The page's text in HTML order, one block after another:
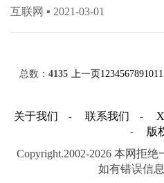
互联网 ▪ 2021-03-01
总数： 4135 上一页1234567891011
关于我们 - 联系我们 -
-
版
Copyright.2002-2026 本网拒
如有错误信